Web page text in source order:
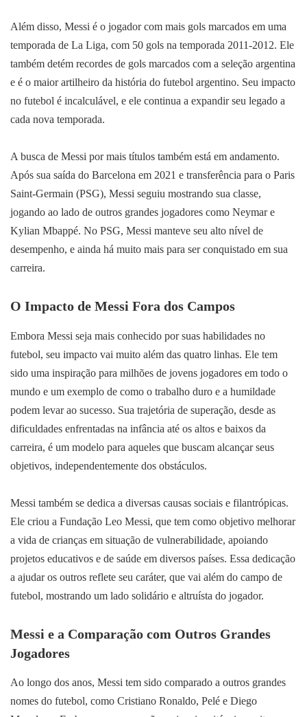
Além disso, Messi é o jogador com mais gols marcados em uma
temporada de La Liga, com 50 gols na temporada 2011-2012. Ele
também detém recordes de gols marcados com a seleção argentina
e é o maior artilheiro da história do futebol argentino. Seu impacto
no futebol é incalculável, e ele continua a expandir seu legado a
cada nova temporada.
A busca de Messi por mais títulos também está em andamento.
Após sua saída do Barcelona em 2021 e transferência para o Paris
Saint-Germain (PSG), Messi seguiu mostrando sua classe,
jogando ao lado de outros grandes jogadores como Neymar e
Kylian Mbappé. No PSG, Messi manteve seu alto nível de
desempenho, e ainda há muito mais para ser conquistado em sua
carreira.
O Impacto de Messi Fora dos Campos
Embora Messi seja mais conhecido por suas habilidades no
futebol, seu impacto vai muito além das quatro linhas. Ele tem
sido uma inspiração para milhões de jovens jogadores em todo o
mundo e um exemplo de como o trabalho duro e a humildade
podem levar ao sucesso. Sua trajetória de superação, desde as
dificuldades enfrentadas na infância até os altos e baixos da
carreira, é um modelo para aqueles que buscam alcançar seus
objetivos, independentemente dos obstáculos.
Messi também se dedica a diversas causas sociais e filantrópicas.
Ele criou a Fundação Leo Messi, que tem como objetivo melhorar
a vida de crianças em situação de vulnerabilidade, apoiando
projetos educativos e de saúde em diversos países. Essa dedicação
a ajudar os outros reflete seu caráter, que vai além do campo de
futebol, mostrando um lado solidário e altruísta do jogador.
Messi e a Comparação com Outros Grandes
Jogadores
Ao longo dos anos, Messi tem sido comparado a outros grandes
nomes do futebol, como Cristiano Ronaldo, Pelé e Diego